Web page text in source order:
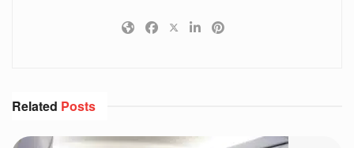
Related Posts